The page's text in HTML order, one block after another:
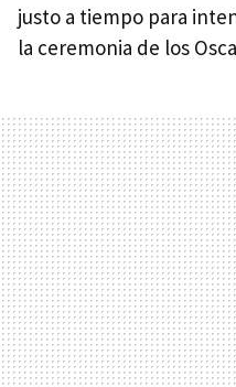
justo a tiempo para
la ceremonia de los